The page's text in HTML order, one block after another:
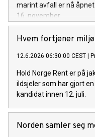
marint avfall er nå
16. november.
Hvem fortjener
12.6.2026 06:30:00 CEST |
Hold Norge Rent er på
ildsjeler som har gjort
kandidat innen 12. juli.
Norden samler seg